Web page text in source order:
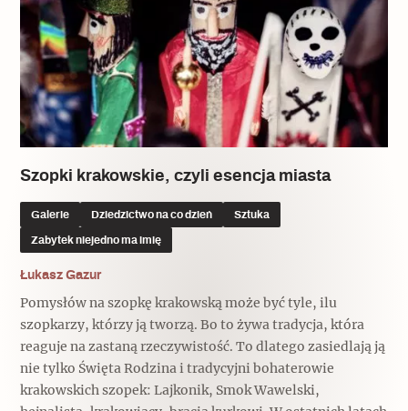
Szopki krakowskie, czyli esencja miasta
Galerie Dziedzictwo na co dzień Sztuka
Zabytek niejedno ma imię
Łukasz Gazur
Pomysłów na szopkę krakowską może być tyle, ilu
szopkarzy, którzy ją tworzą. Bo to żywa tradycja, która
reaguje na zastaną rzeczywistość. To dlatego zasiedlają ją
nie tylko Święta Rodzina i tradycyjni bohaterowie
krakowskich szopek: Lajkonik, Smok Wawelski,